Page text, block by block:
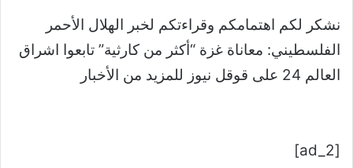
نشكر لكم اهتمامكم وقراءتكم لخبر الهلال الأحمر
الفلسطيني: معاناة غزة “أكثر من كارثية” تابعوا اشراق
العالم 24 على قوقل نيوز للمزيد من الأخبار
[ad_2]